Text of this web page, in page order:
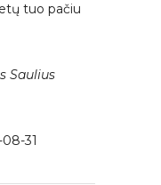
tuo pačiu
Saulius
31